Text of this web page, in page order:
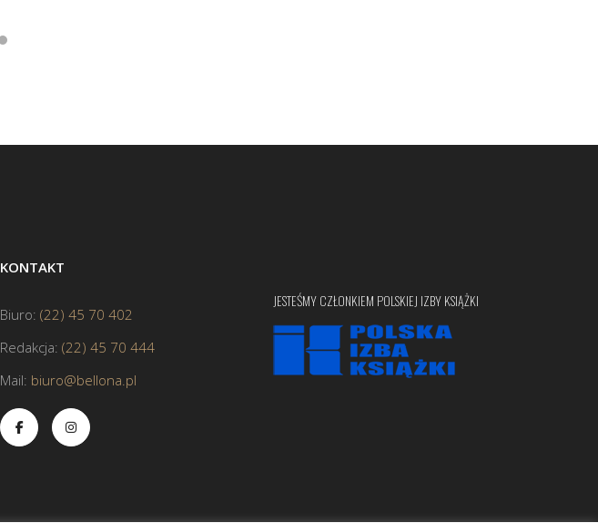
KONTAKT
Biuro: (22) 45 70 402
Redakcja: (22) 45 70 444
Mail: biuro@bellona.pl
JESTEŚMY CZŁONKIEM POLSKIEJ IZBY KSIĄŻKI